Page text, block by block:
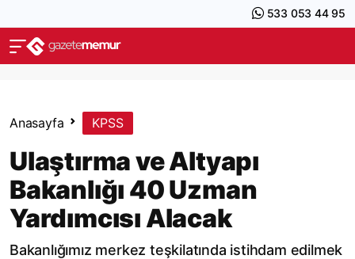
533 053 44 95
Anasayfa KPSS
Ulaştırma ve Altyapı
Bakanlığı 40 Uzman
Yardımcısı Alacak
Bakanlığımız merkez teşkilatında istihdam edilmek